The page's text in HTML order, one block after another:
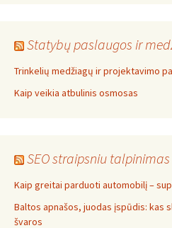
Statybų paslaugos ir
Trinkelių medžiagų ir projektavimo
Kaip veikia atbulinis osmosas
SEO straipsniu talpinimas
Kaip greitai parduoti automobilį –
Baltos apnašos, juodas įspūdis: kas
švaros